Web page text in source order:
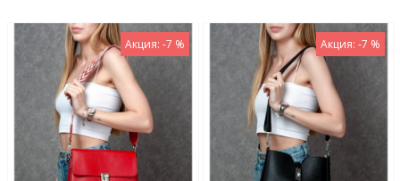
Акция: -7 % Акция: -7 %